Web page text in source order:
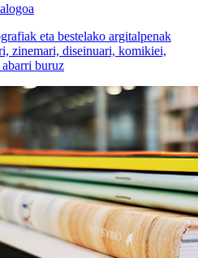
eta bestelako argitalpenak
zinemari, diseinuari, komikiei,
buruz